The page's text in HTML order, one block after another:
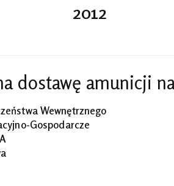
2012
dostawę amunicji
Wewnętrznego
Gospodarcze